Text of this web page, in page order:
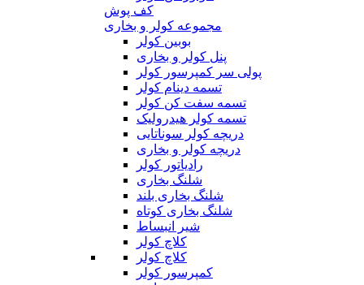
کف پوش
مجموعه کولر و بخاری
بوبین کولر
پنل کولر و بخاری
پولی سر کمپرسور کولر
تسمه دینام کولر
تسمه سفت کن کولر
تسمه کولر هیدرولیک
دریچه کولر سوناتایی
دریچه کولر و بخاری
رادیاتور کولر
شلنگ بخاری
شلنگ بخاری بلند
شلنگ بخاری کوتاه
شیر انبساط
کلاچ کولر
کلاچ کولر
کمپرسور کولر